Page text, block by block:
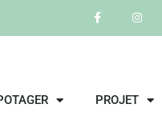
PROJET